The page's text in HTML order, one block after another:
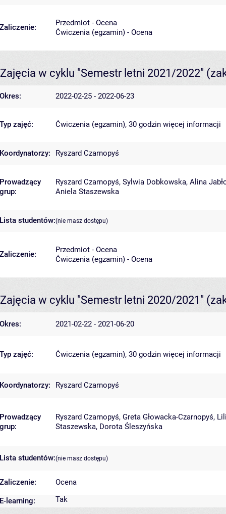
Zaliczenie:
Przedmiot - Ocena
Ćwiczenia (egzamin) - Ocena
Zajęcia w cyklu "Semestr letni 2021/2022"
Okres: 2022-02-25 - 2022-06-23
Typ zajęć: Ćwiczenia (egzamin), 30 godzin więcej informacji
Koordynatorzy: Ryszard Czarnopyś
Prowadzący
grup:
Ryszard Czarnopyś, Sylwia Dobkowska, Alina
Aniela Staszewska
Lista studentów:(nie masz dostępu)
Zaliczenie:
Przedmiot - Ocena
Ćwiczenia (egzamin) - Ocena
Zajęcia w cyklu "Semestr letni 2020/2021"
Okres: 2021-02-22 - 2021-06-20
Typ zajęć: Ćwiczenia (egzamin), 30 godzin więcej informacji
Koordynatorzy: Ryszard Czarnopyś
Prowadzący
grup:
Ryszard Czarnopyś, Greta Głowacka-Czarnopyś,
Staszewska, Dorota Śleszyńska
Lista studentów:(nie masz dostępu)
Zaliczenie: Ocena
E-learning: Tak